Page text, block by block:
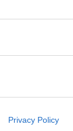
Privacy Policy